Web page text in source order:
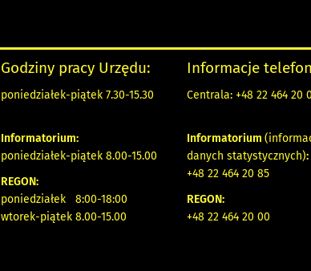
Godziny pracy Urzędu:
poniedziałek-piątek 7.30-15.30
Informatorium:
poniedziałek-piątek 8.00-15.00
REGON:
poniedziałek 8:00-18:00
wtorek-piątek 8.00-15.00
Informacje
Centrala: +48 22 464 20
Informatorium
danych statystycznych):
+48 22 464 20 85
REGON:
+48 22 464 20 00